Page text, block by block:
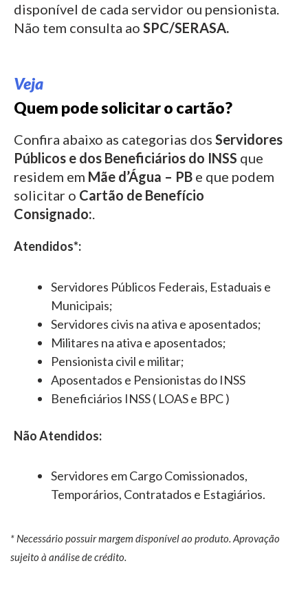
disponível de cada servidor ou pensionista.
Não tem consulta ao SPC/SERASA.
Veja
Quem pode solicitar o cartão?
Confira abaixo as categorias dos Servidores
Públicos e dos Beneficiários do INSS que
residem em Mãe d’Água – PB e que podem
solicitar o Cartão de Benefício
Consignado:.
Atendidos*:
Servidores Públicos Federais, Estaduais e
Municipais;
Servidores civis na ativa e aposentados;
Militares na ativa e aposentados;
Pensionista civil e militar;
Aposentados e Pensionistas do INSS
Beneficiários INSS ( LOAS e BPC )
Não Atendidos:
Servidores em Cargo Comissionados,
Temporários, Contratados e Estagiários.
* Necessário possuir margem disponível ao produto. Aprovação
sujeito à análise de crédito.